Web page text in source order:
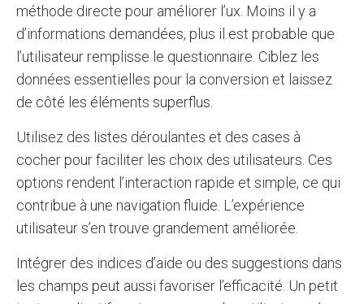
méthode directe pour améliorer l’ux. Moins il y a
d’informations demandées, plus il est probable que
l’utilisateur remplisse le questionnaire. Ciblez les
données essentielles pour la conversion et laissez
de côté les éléments superflus.
Utilisez des listes déroulantes et des cases à
cocher pour faciliter les choix des utilisateurs. Ces
options rendent l’interaction rapide et simple, ce qui
contribue à une navigation fluide. L’expérience
utilisateur s’en trouve grandement améliorée.
Intégrer des indices d’aide ou des suggestions dans
les champs peut aussi favoriser l’efficacité. Un petit